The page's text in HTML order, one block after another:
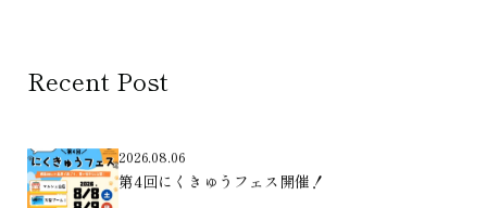
Recent Post
2026.08.06
第4回にくきゅうフェス開催！